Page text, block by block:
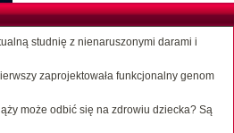
studnię z nienaruszonymi darami i
zaprojektowała funkcjonalny genom
może odbić się na zdrowiu dziecka? Są